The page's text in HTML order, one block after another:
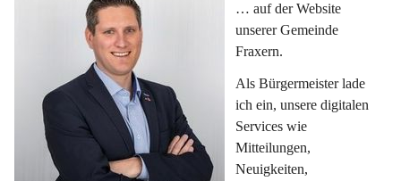
… auf der Website
unserer Gemeinde
Fraxern.
Als Bürgermeister lade
ich ein, unsere digitalen
Services wie
Mitteilungen,
Neuigkeiten,